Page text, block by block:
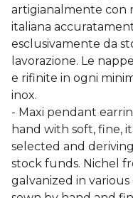
artigianalmente con
italiana
esclusivamente da
lavorazione. Le
e rifinite in ogni
inox.
- Maxi pendant
hand with soft, fine,
selected and
stock funds. Nichel
galvanized in various